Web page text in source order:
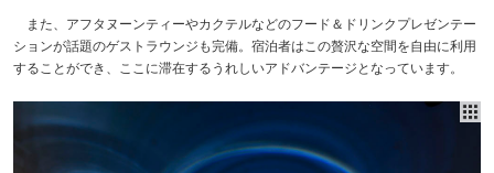
また、アフタヌーンティーやカクテルなどのフード＆ドリンクプレゼンテー
ションが話題のゲストラウンジも完備。宿泊者はこの贅沢な空間を自由に利用
することができ、ここに滞在するうれしいアドバンテージとなっています。